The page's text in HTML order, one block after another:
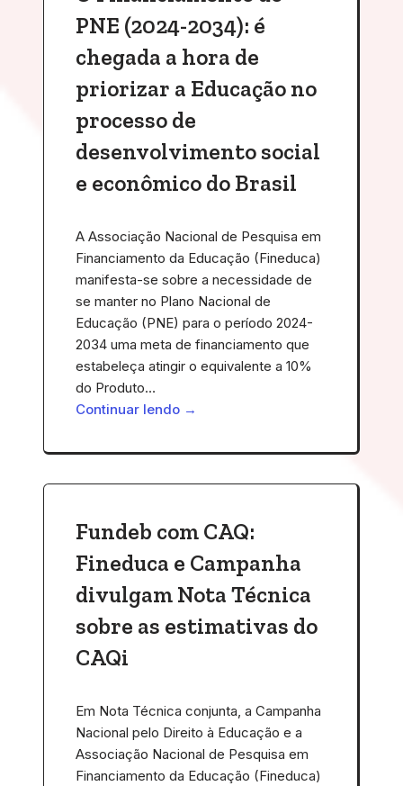
PNE (2024-2034): é
chegada a hora de
priorizar a Educação no
processo de
desenvolvimento social
e econômico do Brasil
A Associação Nacional de Pesquisa em
Financiamento da Educação (Fineduca)
manifesta-se sobre a necessidade de
se manter no Plano Nacional de
Educação (PNE) para o período 2024-
2034 uma meta de financiamento que
estabeleça atingir o equivalente a 10%
do Produto…
Continuar lendo →
Fundeb com CAQ:
Fineduca e Campanha
divulgam Nota Técnica
sobre as estimativas do
CAQi
Em Nota Técnica conjunta, a Campanha
Nacional pelo Direito à Educação e a
Associação Nacional de Pesquisa em
Financiamento da Educação (Fineduca)